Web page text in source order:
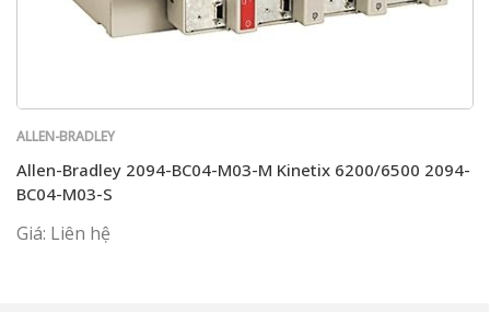
ALLEN-BRADLEY
Allen-Bradley 2094-BC04-M03-M Kinetix 6200/6500 2094-
BC04-M03-S
Giá: Liên hệ